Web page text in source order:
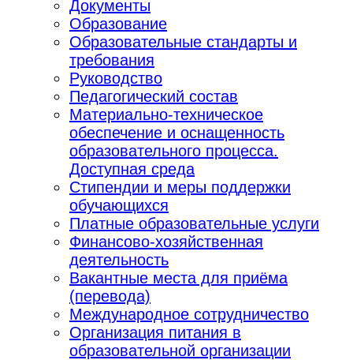
Документы
Образование
Образовательные стандарты и
требования
Руководство
Педагогический состав
Материально-техническое
обеспечение и оснащенность
образовательного процесса.
Доступная среда
Стипендии и меры поддержки
обучающихся
Платные образовательные услуги
Финансово-хозяйственная
деятельность
Вакантные места для приёма
(перевода)
Международное сотрудничество
Организация питания в
образовательной организации